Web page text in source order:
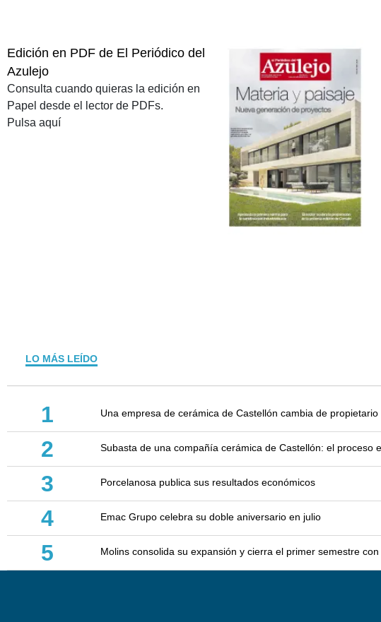
Edición en PDF de El Periódico del
Azulejo
Consulta cuando quieras la edición en
Papel desde el lector de PDFs.
Pulsa aquí
LO MÁS LEÍDO
1 Una empresa de cerámica de Castellón cambia de propietario
2 Subasta de una compañía cerámica de Castellón: el proceso
3 Porcelanosa publica sus resultados económicos
4 Emac Grupo celebra su doble aniversario en julio
5 Molins consolida su expansión y cierra el primer semestre